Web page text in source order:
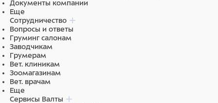
Документы компании
Еще
Сотрудничество
Вопросы и ответы
Груминг салонам
Заводчикам
Грумерам
Вет. клиникам
Зоомагазинам
Вет. врачам
Еще
Сервисы Валты